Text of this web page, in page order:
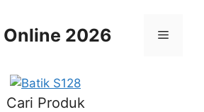
2026 Menu
Cari Produk